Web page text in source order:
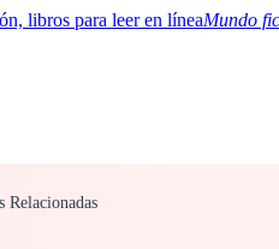
Mundo
Relacionadas